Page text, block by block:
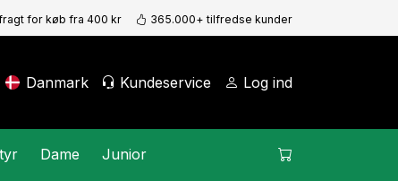
for køb fra 400 kr 365.000+ tilfredse kunder
Danmark Kundeservice Log ind
Dame Junior